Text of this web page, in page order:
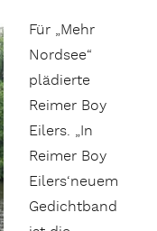
Für „Mehr
Nordsee“
plädierte
Reimer Boy
Eilers. „In
Reimer Boy
Eilers‘neuem
Gedichtband